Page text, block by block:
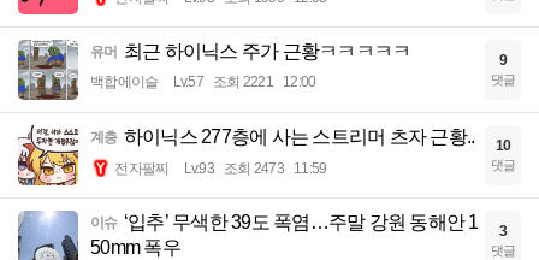
유머 최근 하이닉스 주가 근황ㅋㅋㅋㅋㅋ
백합에이슬 Lv.57 조회 2221 12:00
9
댓글
계층 하이닉스 277층에 사는 스트리머 츠자 근황..
전자팔찌 Lv.93 조회 2473 11:59
10
댓글
이슈 ‘입추’ 무색한 39도 폭염…주말 강원 동해안 1
50mm 폭우
3
댓글